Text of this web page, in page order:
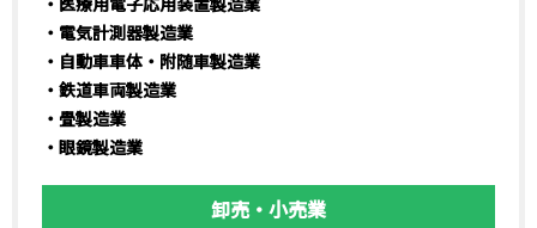
・電気計測器製造業
・自動車車体・附随車製造業
・鉄道車両製造業
・畳製造業
・眼鏡製造業
卸売・小売業